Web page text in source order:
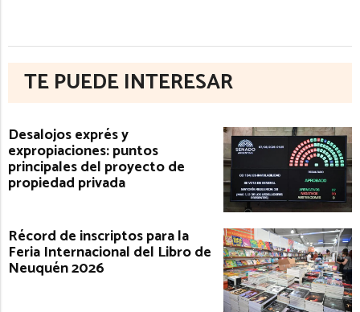
TE PUEDE INTERESAR
Desalojos exprés y
expropiaciones: puntos
principales del proyecto de
propiedad privada
Récord de inscriptos para la
Feria Internacional del Libro de
Neuquén 2026